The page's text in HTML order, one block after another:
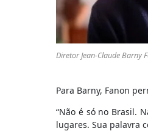
Diretor Jean-Claude Barny
Para Barny, Fanon
“Não é só no Brasil.
lugares. Sua palavra